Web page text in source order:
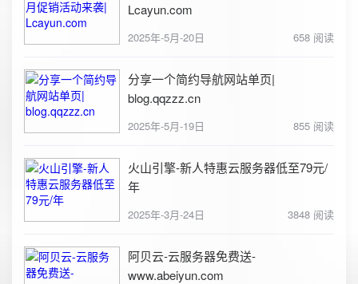
Lcayun.com
2025年-5月-20日 658 阅读
分享一个简约导航网站单页|
blog.qqzzz.cn
2025年-5月-19日 855 阅读
火山引擎-新人特惠云服务器低至79元/
年
2025年-3月-24日 3848 阅读
阿贝云-云服务器免费送-
www.abeiyun.com